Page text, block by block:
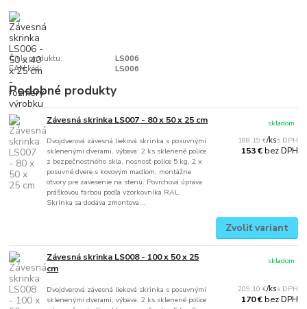
Číslo produktu:
LS006
EAN kód:
LS006
Podobné produkty
Závesná skrinka LS007 - 80 x 50 x 25 cm
Dvojdverová závesná lieková skrinka s posuvnými
sklenenými dverami, výbava: 2 ks sklenené police
z bezpečnostného skla, nosnosť police 5 kg, 2 x
posuvné dvere s kovovým madlom, montážne
otvory pre zavesenie na stenu. Povrchová úprava
práškovou farbou podľa vzorkovníka RAL.
Skrinka sa dodáva zmontova...
188,19 €/ks
153 €bez DPH
skladom
Zvoliť variant
Závesná skrinka LS008 - 100 x 50 x 25
cm
Dvojdverová závesná lieková skrinka s posuvnými
sklenenými dverami, výbava: 2 ks sklenené police
209,10 €/ks
170 €bez DPH
skladom